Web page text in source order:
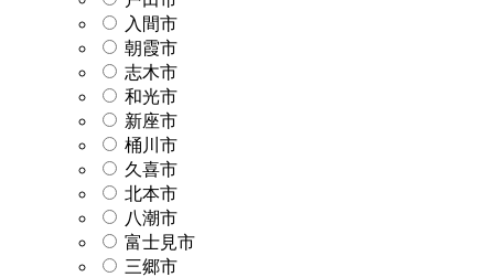
入間市
朝霞市
志木市
和光市
新座市
桶川市
久喜市
北本市
八潮市
富士見市
三郷市